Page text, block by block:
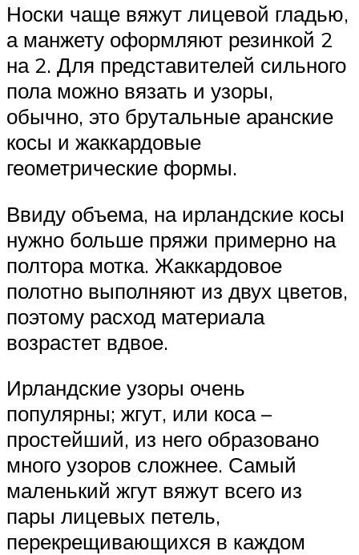
Носки чаще вяжут лицевой гладью,
а манжету оформляют резинкой 2
на 2. Для представителей сильного
пола можно вязать и узоры,
обычно, это брутальные аранские
косы и жаккардовые
геометрические формы.
Ввиду объема, на ирландские косы
нужно больше пряжи примерно на
полтора мотка. Жаккардовое
полотно выполняют из двух цветов,
поэтому расход материала
возрастет вдвое.
Ирландские узоры очень
популярны; жгут, или коса –
простейший, из него образовано
много узоров сложнее. Самый
маленький жгут вяжут всего из
пары лицевых петель,
перекрещивающихся в каждом